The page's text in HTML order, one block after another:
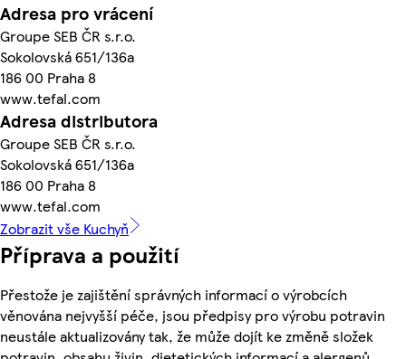
Adresa pro vrácení
Groupe SEB ČR s.r.o.
Sokolovská 651/136a
186 00 Praha 8
www.tefal.com
Adresa distributora
Groupe SEB ČR s.r.o.
Sokolovská 651/136a
186 00 Praha 8
www.tefal.com
Zobrazit vše Kuchyň
Příprava a použití
Přestože je zajištění správných informací o výrobcích
věnována nejvyšší péče, jsou předpisy pro výrobu potravin
neustále aktualizovány tak, že může dojít ke změně složek